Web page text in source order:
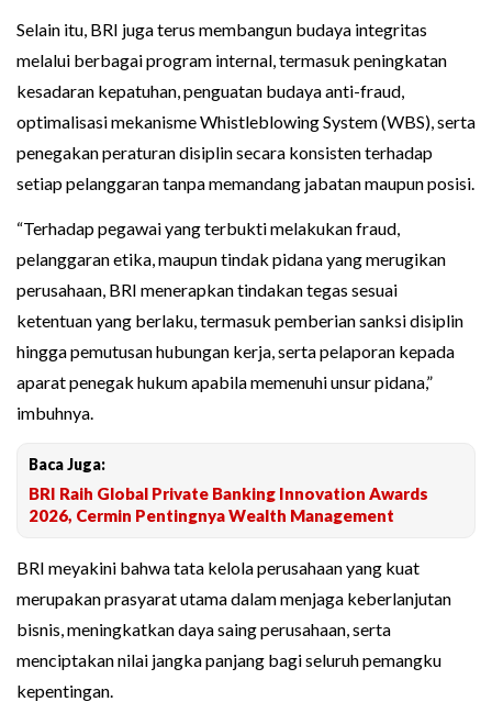
Selain itu, BRI juga terus membangun budaya integritas
melalui berbagai program internal, termasuk peningkatan
kesadaran kepatuhan, penguatan budaya anti-fraud,
optimalisasi mekanisme Whistleblowing System (WBS), serta
penegakan peraturan disiplin secara konsisten terhadap
setiap pelanggaran tanpa memandang jabatan maupun posisi.
“Terhadap pegawai yang terbukti melakukan fraud,
pelanggaran etika, maupun tindak pidana yang merugikan
perusahaan, BRI menerapkan tindakan tegas sesuai
ketentuan yang berlaku, termasuk pemberian sanksi disiplin
hingga pemutusan hubungan kerja, serta pelaporan kepada
aparat penegak hukum apabila memenuhi unsur pidana,”
imbuhnya.
Baca Juga:
BRI Raih Global Private Banking Innovation Awards
2026, Cermin Pentingnya Wealth Management
BRI meyakini bahwa tata kelola perusahaan yang kuat
merupakan prasyarat utama dalam menjaga keberlanjutan
bisnis, meningkatkan daya saing perusahaan, serta
menciptakan nilai jangka panjang bagi seluruh pemangku
kepentingan.